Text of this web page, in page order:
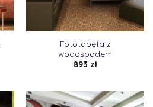
Fototapeta z
wodospadem
893 zł